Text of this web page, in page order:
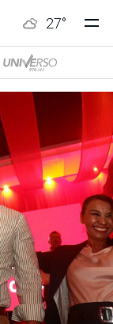
27°